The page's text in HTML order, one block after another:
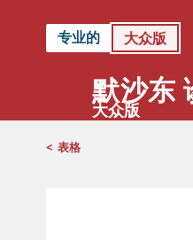
专业的 大众版
默沙东
大众版
< 表格